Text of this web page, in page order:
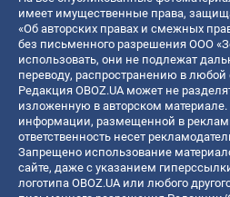
имеет имущественные права,
«Об авторских правах и смежных
без письменного разрешения ООО
использовать, они не подлежат
переводу, распространению в любой
Редакция OBOZ.UA может не
изложенную в авторском материале.
информации, размещенной в
ответственность несет
Запрещено использование
сайте, даже с указанием
логотипа OBOZ.UA или любого